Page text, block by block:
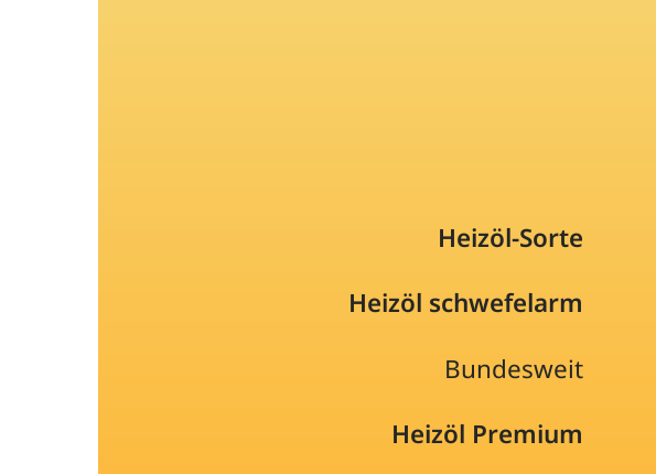
Heizöl-Sorte
Heizöl schwefelarm
Bundesweit
Heizöl Premium